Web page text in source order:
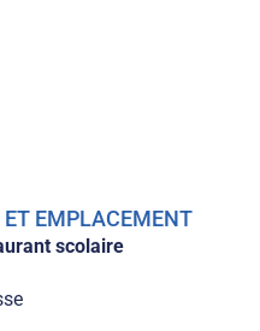
ET EMPLACEMENT
scolaire